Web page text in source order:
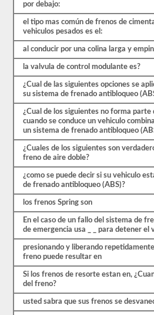
más.
Hay
total
de
preguntas
el
examen
frenos
aire,
debe
obtener
80%
(20
25)
para
aprobar
examen.
Estas
preguntas
se
basan
el
manual
por debajo:
el tipo mas común de frenos de
vehiculos pesados es el:
al conducir por una colina larga y
la valvula de control modulante es?
¿Cual de las siguientes opciones se
su sistema de frenado antibloqueo
¿Cual de los siguientes no forma parte
cuando se conduce un vehiculo
un sistema de frenado antibloqueo
¿Cuales de los siguientes son
freno de aire doble?
¿como se puede decir si su vehiculo
de frenado antibloqueo (ABS)?
los frenos Spring son
En el caso de un fallo del sistema de
de emergencia usa _ _ para detener el
presionando y liberando repetidamente
freno puede resultar en
Si los frenos de resorte estan en,
del freno?
usted sabra que sus frenos se